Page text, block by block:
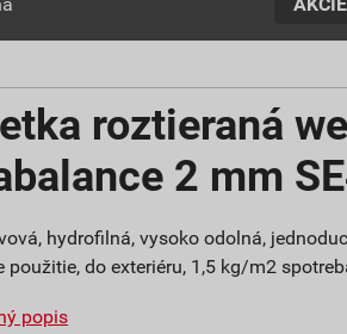
roztieraná
2 mm
hydrofilná, vysoko odolná,
použitie, do exteriéru, 1,5 kg/m2
popis